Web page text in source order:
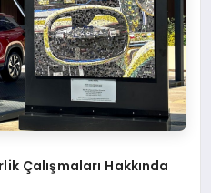
Çalışmaları Hakkında